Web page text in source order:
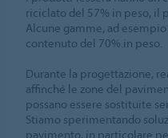
riciclato del 57% in peso, il
Alcune gamme, ad
contenuto del 70%.in peso.
Durante la progettazione,
affinché le zone del
possano essere sostituite
Stiamo sperimentando
pavimento, in particolare